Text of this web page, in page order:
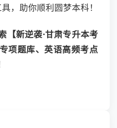
，助你顺利圆梦本科！
【新逆袭·甘肃专升本考
项题库、英语高频考点